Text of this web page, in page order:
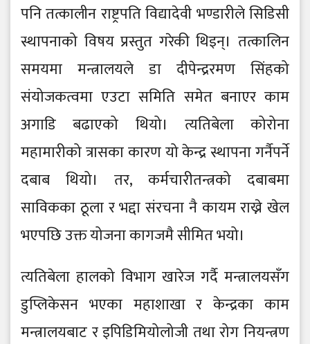
पनि तत्कालीन राष्ट्रपति विद्यादेवी भण्डारीले सिडिसी
स्थापनाको विषय प्रस्तुत गरेकी थिइन्। तत्कालिन
समयमा मन्त्रालयले डा दीपेन्द्ररमण सिंहको
संयोजकत्वमा एउटा समिति समेत बनाएर काम
अगाडि बढाएको थियो। त्यतिबेला कोरोना
महामारीको त्रासका कारण यो केन्द्र स्थापना गर्नैपर्ने
दबाब थियो। तर, कर्मचारीतन्त्रको दबाबमा
साविकका ठूला र भद्दा संरचना नै कायम राख्ने खेल
भएपछि उक्त योजना कागजमै सीमित भयो।
त्यतिबेला हालको विभाग खारेज गर्दै मन्त्रालयसँग
डुप्लिकेसन भएका महाशाखा र केन्द्रका काम
मन्त्रालयबाट र इपिडिमियोलोजी तथा रोग नियन्त्रण